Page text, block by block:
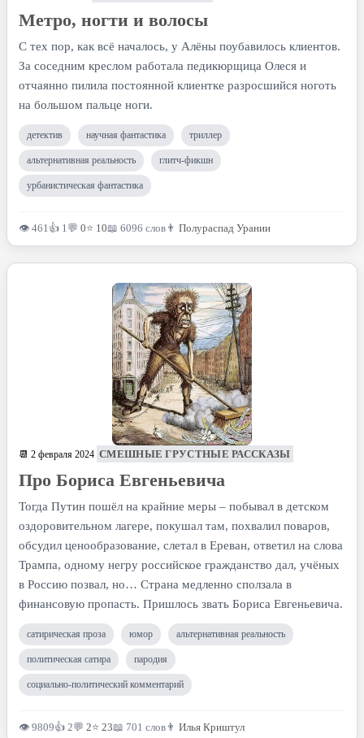
Метро, ногти и волосы
С тех пор, как всё началось, у Алёны поубавилось клиентов.
За соседним креслом работала педикюрщица Олеся и
отчаянно пилила постоянной клиентке разросшийся ноготь
на большом пальце ноги.
детектив научная фантастика триллер
альтернативная реальность глитч-фикшн
урбанистическая фантастика
👁 461👍 1💬 0⭐ 10📖 6096 слов 👨 Полураспад Урании
📆 2 февраля 2024 СМЕШНЫЕ ГРУСТНЫЕ РАССКАЗЫ
Про Бориса Евгеньевича
Тогда Путин пошёл на крайние меры – побывал в детском
оздоровительном лагере, покушал там, похвалил поваров,
обсудил ценообразование, слетал в Ереван, ответил на слова
Трампа, одному негру российское гражданство дал, учёных
в Россию позвал, но… Страна медленно сползала в
финансовую пропасть. Пришлось звать Бориса Евгеньевича.
сатирическая проза юмор альтернативная реальность
политическая сатира пародия
социально-политический комментарий
👁 9809👍 2💬 2⭐ 23📖 701 слов 👨 Илья Криштул